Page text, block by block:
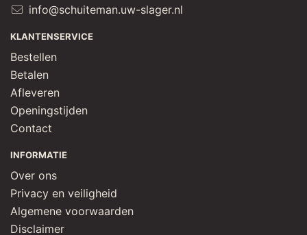
info@schuiteman.uw-slager.nl
KLANTENSERVICE
Bestellen
Betalen
Afleveren
Openingstijden
Contact
INFORMATIE
Over ons
Privacy en veiligheid
Algemene voorwaarden
Disclaimer